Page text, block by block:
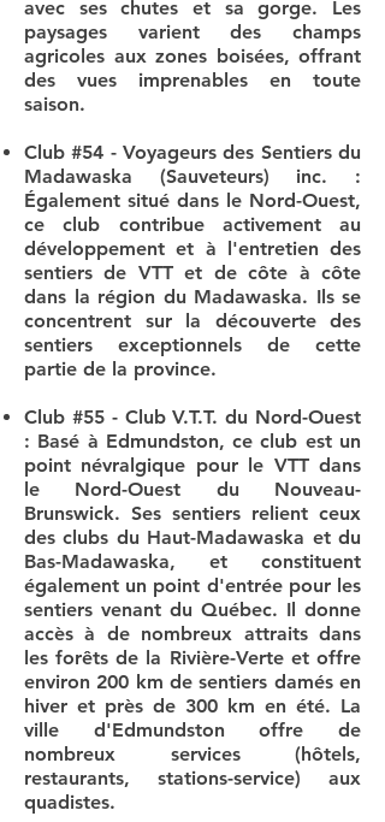
avec ses chutes et sa gorge. Les
paysages varient des champs
agricoles aux zones boisées, offrant
des vues imprenables en toute
saison.
Club #54 - Voyageurs des Sentiers du
Madawaska (Sauveteurs) inc. :
Également situé dans le Nord-Ouest,
ce club contribue activement au
développement et à l'entretien des
sentiers de VTT et de côte à côte
dans la région du Madawaska. Ils se
concentrent sur la découverte des
sentiers exceptionnels de cette
partie de la province.
Club #55 - Club V.T.T. du Nord-Ouest
: Basé à Edmundston, ce club est un
point névralgique pour le VTT dans
le Nord-Ouest du Nouveau-
Brunswick. Ses sentiers relient ceux
des clubs du Haut-Madawaska et du
Bas-Madawaska, et constituent
également un point d'entrée pour les
sentiers venant du Québec. Il donne
accès à de nombreux attraits dans
les forêts de la Rivière-Verte et offre
environ 200 km de sentiers damés en
hiver et près de 300 km en été. La
ville d'Edmundston offre de
nombreux services (hôtels,
restaurants, stations-service) aux
quadistes.